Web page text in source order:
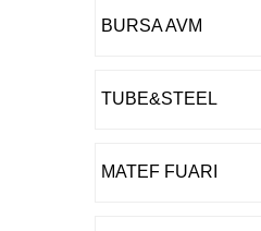
BURSA AVM
TUBE&STEEL
MATEF FUARI